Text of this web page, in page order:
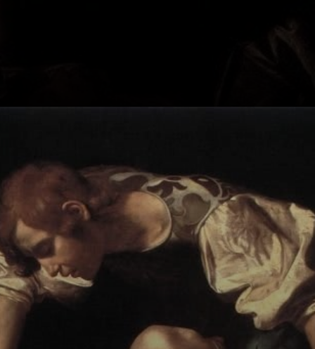
Narcisse, o jovem
belo, é fascinado
pelo próprio
reflexo no lago.